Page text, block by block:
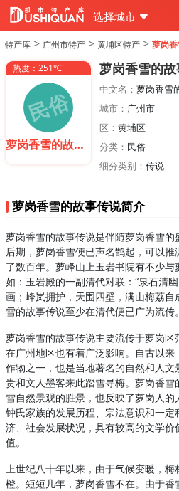
选择城市
特产库 > 广州市特产 > 黄埔区特产 > 萝岗
热度：251℃
萝岗香雪的故事传说
萝岗香雪的
中文名： 萝岗香雪
城市： 广州市
区： 黄埔区
分类： 民俗
细分类别： 传说
萝岗香雪的故事传说简介
萝岗香雪的故事传说是伴随萝岗香雪
后期，萝岗香雪便已声名鹊起，可以
了数百年。萝峰山上玉岩书院有不少与
如：玉岩殿的一副清代对联：“泉石清
画；峰岚拥护，天围四壁，满山梅荔自
雪的故事传说至少在清代便已广为流传。
萝岗香雪的故事传说主要流传于萝岗区
在广州地区也有着广泛影响。自古以
作物之一，也是当地著名的自然和人
贵和文人墨客来此踏雪寻梅。萝岗香
雪自然景观的胜景，也反映了萝岗人
钟氏家族的发展历程、宗法意识和一
济、社会发展状况，具有较高的文学
值。
上世纪八十年以来，由于气候变暖，
橙。短短几年，萝岗香雪不在。由于